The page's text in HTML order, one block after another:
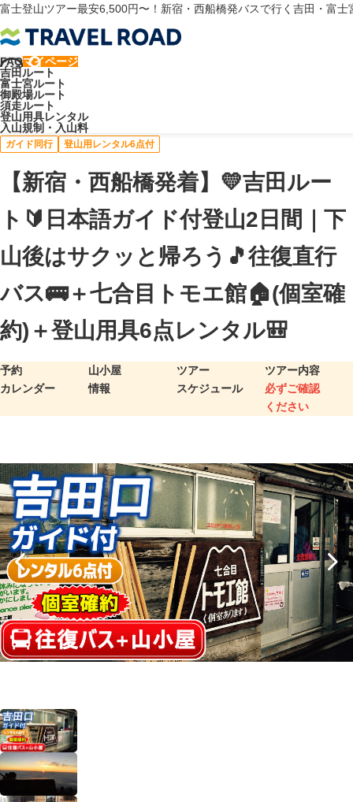
富士登山ツアー最安6,500円〜！新宿・西船橋発バスで行く吉田・富
FAQマイページ
吉田ルート
富士宮ルート
御殿場ルート
須走ルート
登山用具レンタル
入山規制・入山料
トラベルロード
【新宿・西船橋発着】💛吉田ルート🔰日本語ガイド付登山2日間｜下山
後はサクッと帰ろう🎵往復直行バス🚌＋七合目トモエ館🏠(個室確約)＋
登山用具6点レンタル🎒
ガイド同行 登山用レンタル6点付
【新宿・西船橋発着】💛吉田ルー
ト🔰日本語ガイド付登山2日間｜下
山後はサクッと帰ろう🎵往復直行
バス🚌＋七合目トモエ館🏠(個室確
約)＋登山用具6点レンタル🎒
予約
カレンダー
山小屋
情報
ツアー
スケジュール
ツアー内容
必ずご確認
ください